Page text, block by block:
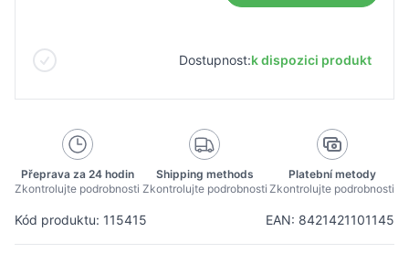
Kód produktu: 115415 EAN: 8421421101145
Dostupnost:k dispozici produkt
Přeprava za 24 hodin
Zkontrolujte podrobnosti
Shipping methods
Zkontrolujte podrobnosti
Platební metody
Zkontrolujte podrobnosti